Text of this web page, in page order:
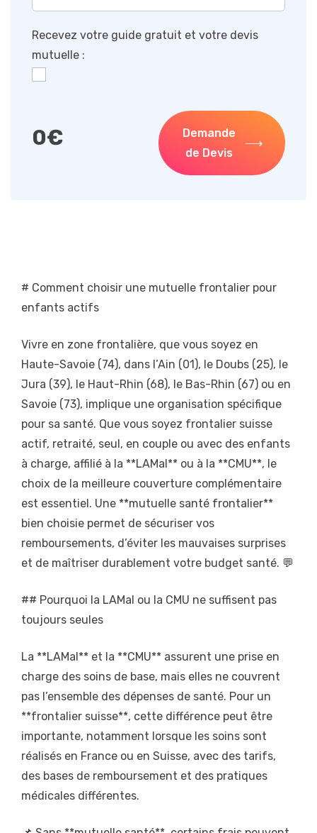
Recevez votre guide gratuit et votre devis
mutuelle :
0€
Demande
de Devis
# Comment choisir une mutuelle frontalier pour
enfants actifs
Vivre en zone frontalière, que vous soyez en
Haute-Savoie (74), dans l’Ain (01), le Doubs (25), le
Jura (39), le Haut-Rhin (68), le Bas-Rhin (67) ou en
Savoie (73), implique une organisation spécifique
pour sa santé. Que vous soyez frontalier suisse
actif, retraité, seul, en couple ou avec des enfants
à charge, affilié à la **LAMal** ou à la **CMU**, le
choix de la meilleure couverture complémentaire
est essentiel. Une **mutuelle santé frontalier**
bien choisie permet de sécuriser vos
remboursements, d’éviter les mauvaises surprises
et de maîtriser durablement votre budget santé. 💬
## Pourquoi la LAMal ou la CMU ne suffisent pas
toujours seules
La **LAMal** et la **CMU** assurent une prise en
charge des soins de base, mais elles ne couvrent
pas l’ensemble des dépenses de santé. Pour un
**frontalier suisse**, cette différence peut être
importante, notamment lorsque les soins sont
réalisés en France ou en Suisse, avec des tarifs,
des bases de remboursement et des pratiques
médicales différentes.